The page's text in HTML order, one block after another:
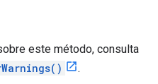
este método, consulta
.